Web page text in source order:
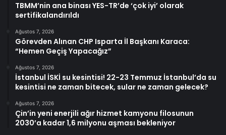
TBMM’nin ana binası YES-TR’de ‘çok iyi’ olarak
sertifikalandırıldı
Ağustos 7, 2026
Görevden Alınan CHP Isparta İl Başkanı Karaca:
“Hemen Geçiş Yapacağız”
Ağustos 7, 2026
İstanbul İSKİ su kesintisi! 22-23 Temmuz İstanbul’da su
kesintisi ne zaman bitecek, sular ne zaman gelecek?
Ağustos 7, 2026
Çin’in yeni enerjili ağır hizmet kamyonu filosunun
2030’a kadar 1,6 milyonu aşması bekleniyor